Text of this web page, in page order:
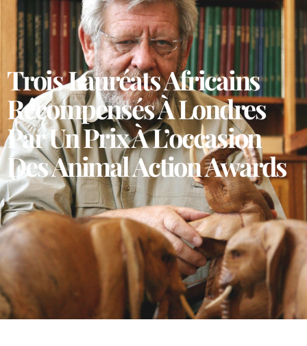
Trois Lauréats Africains
Récompensés À Londres
Par Un Prix À L’occasion
Des Animal Action Awards